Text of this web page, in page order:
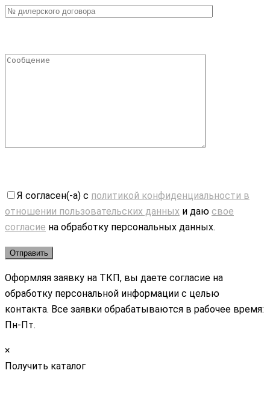
Я согласен(-а) с политикой конфиденциальности в
отношении пользовательских данных и даю свое
согласие на обработку персональных данных.
Оформляя заявку на ТКП, вы даете согласие на
обработку персональной информации с целью
контакта. Все заявки обрабатываются в рабочее время:
Пн-Пт.
×
Получить каталог